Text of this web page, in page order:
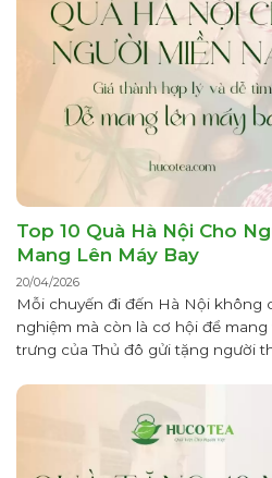
Top 10 Quà Hà Nội Cho
Mang Lên Máy Bay
20/04/2026
Mỗi chuyến đi đến Hà Nội không
nghiệm mà còn là cơ hội để
trưng của Thủ đô gửi tặng người
yếu tố...